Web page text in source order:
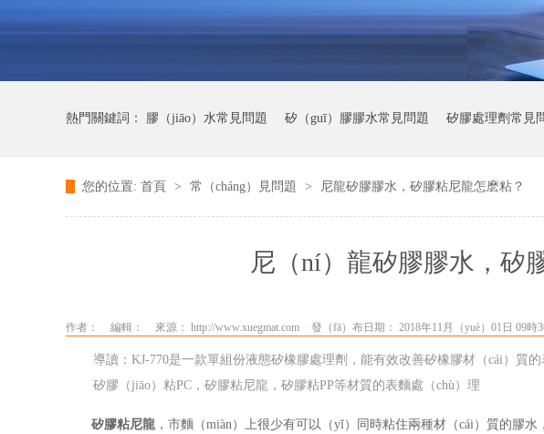
熱門關鍵詞： 膠（jiāo）水常見問題 矽（guī）膠膠水常見問題 矽膠處理劑常見
快幹膠膠常見（jiàn）問題
您的位置: 首頁 > 常（cháng）見問題 > 尼龍矽膠膠水，矽膠粘尼龍怎麽粘？
尼（ní）龍矽膠膠水，矽
作者： 編輯： 來源： http://www.xuegmat.com 發（fā）布日期： 2018年11月（yuè）01日 09時
導讀：KJ-770是一款單組份液態矽橡膠處理劑，能有效改善矽橡膠材（cái）質
矽膠（jiāo）粘PC，矽膠粘尼龍，矽膠粘PP等材質的表麵處（chù）理
矽膠粘尼龍 ，市麵（miàn）上很少有可以（yǐ）同時粘住兩種材（cái）質的膠